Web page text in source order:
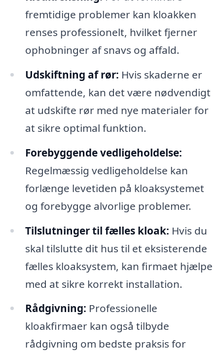
fremtidige problemer kan kloakken
renses professionelt, hvilket fjerner
ophobninger af snavs og affald.
Udskiftning af rør: Hvis skaderne er
omfattende, kan det være nødvendigt
at udskifte rør med nye materialer for
at sikre optimal funktion.
Forebyggende vedligeholdelse:
Regelmæssig vedligeholdelse kan
forlænge levetiden på kloaksystemet
og forebygge alvorlige problemer.
Tilslutninger til fælles kloak: Hvis du
skal tilslutte dit hus til et eksisterende
fælles kloaksystem, kan firmaet hjælpe
med at sikre korrekt installation.
Rådgivning: Professionelle
kloakfirmaer kan også tilbyde
rådgivning om bedste praksis for